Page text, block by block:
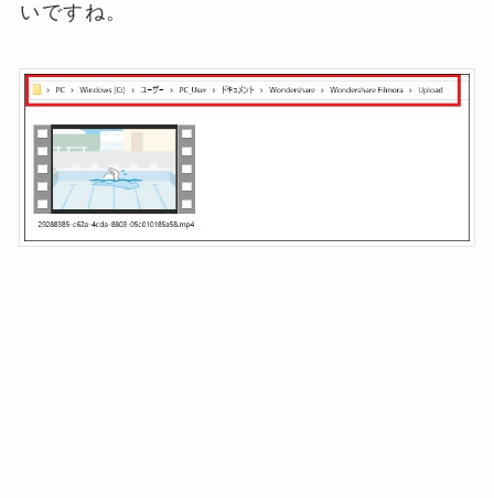
いですね。